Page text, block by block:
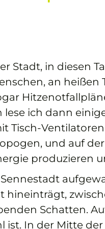
Stadt, in diesen
an
ich dann
Tisch-
und auf
produzieren
hineinträgt,
Schatten.
ist. In der Mitte